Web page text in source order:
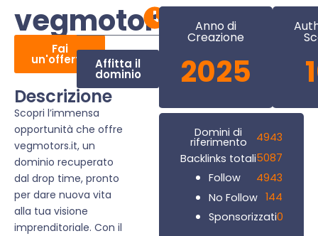
vegmotors.it
Fai
un'offerta Affitta il
dominio
Descrizione
Scopri l’immensa
opportunità che offre
vegmotors.it, un
dominio recuperato
dal drop time, pronto
per dare nuova vita
alla tua visione
imprenditoriale. Con il
Anno di
Creazione
2025
Domini di
riferimento
4943
Backlinks totali5087
Follow
4943
No Follow 144
Sponsorizzati0